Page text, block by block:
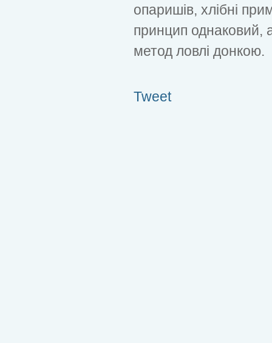
опаришів, хлібні
принцип однаковий,
метод ловлі донкою.
Tweet